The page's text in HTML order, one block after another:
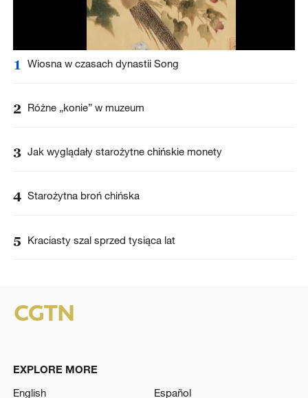
1 Wiosna w czasach dynastii Song
2 Różne „konie” w muzeum
3 Jak wyglądały starożytne chińskie monety
4 Starożytna broń chińska
5 Kraciasty szal sprzed tysiąca lat
EXPLORE MORE
English
Español